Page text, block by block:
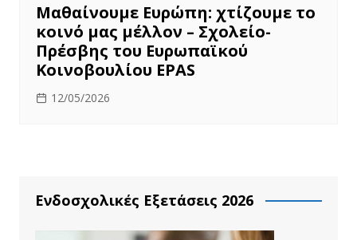
Μαθαίνουμε Ευρώπη: χτίζουμε το
κοινό μας μέλλον – Σχολείο-
Πρέσβης του Ευρωπαϊκού
Κοινοβουλίου EPAS
12/05/2026
Ενδοσχολικές Εξετάσεις 2026